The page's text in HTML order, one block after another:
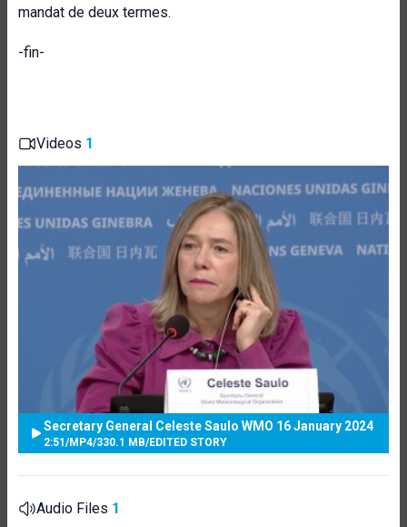
mandat de deux termes.
-fin-
Videos 1
Secretary General Celeste Saulo WMO 16 January 2024
2:51 /MP4/330.1 MB/EDITED STORY
Audio Files 1